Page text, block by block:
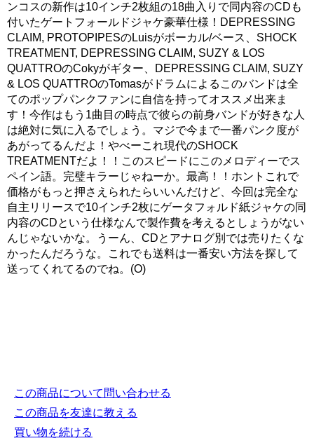
ンコスの新作は10インチ2枚組の18曲入りで同内容のCDも
付いたゲートフォールドジャケ豪華仕様！DEPRESSING
CLAIM, PROTOPIPESのLuisがボーカル/ベース、SHOCK
TREATMENT, DEPRESSING CLAIM, SUZY & LOS
QUATTROのCokyがギター、DEPRESSING CLAIM, SUZY
& LOS QUATTROのTomasがドラムによるこのバンドは全
てのポップパンクファンに自信を持ってオススメ出来ま
す！今作はもう1曲目の時点で彼らの前身バンドが好きな人
は絶対に気に入るでしょう。マジで今まで一番パンク度が
あがってるんだよ！やべーこれ現代のSHOCK
TREATMENTだよ！！このスピードにこのメロディーでス
ペイン語。完璧キラーじゃねーか。最高！！ホントこれで
価格がもっと押さえられたらいいんだけど、今回は完全な
自主リリースで10インチ2枚にゲータフォルド紙ジャケの同
内容のCDという仕様なんで製作費を考えるとしょうがない
んじゃないかな。うーん、CDとアナログ別では売りたくな
かったんだろうな。これでも送料は一番安い方法を探して
送ってくれてるのでね。(O)
この商品について問い合わせる
この商品を友達に教える
買い物を続ける